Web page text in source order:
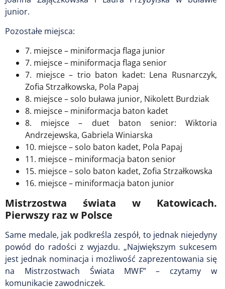
junior.
Pozostałe miejsca:
7. miejsce – miniformacja flaga junior
7. miejsce – miniformacja flaga senior
7. miejsce – trio baton kadet: Lena Rusnarczyk,
Zofia Strzałkowska, Pola Papaj
8. miejsce – solo buława junior, Nikolett Burdziak
8. miejsce – miniformacja baton kadet
8. miejsce – duet baton senior: Wiktoria
Andrzejewska, Gabriela Winiarska
10. miejsce – solo baton kadet, Pola Papaj
11. miejsce – miniformacja baton senior
15. miejsce – solo baton kadet, Zofia Strzałkowska
16. miejsce – miniformacja baton junior
Mistrzostwa świata w Katowicach.
Pierwszy raz w Polsce
Same medale, jak podkreśla zespół, to jednak niejedyny
powód do radości z wyjazdu. „Największym sukcesem
jest jednak nominacja i możliwość zaprezentowania się
na Mistrzostwach Świata MWF” – czytamy w
komunikacie zawodniczek.